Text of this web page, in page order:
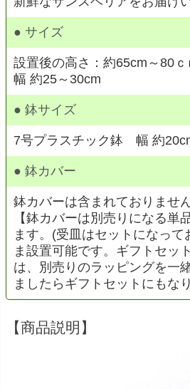
● サイズ
設置後の高さ：約65cm～80ｃ
幅 約25～30cm
● 鉢サイズ
7号プラスチック鉢 幅 約
● 鉢カバー
鉢カバーは含まれておりませ
【鉢カバーは別売りになる単
ます。(受皿はセットになって
ま設置可能です。ギフトセッ
は、別売りのラッピングを一
ましたらギフトセットにもな
【商品説明】